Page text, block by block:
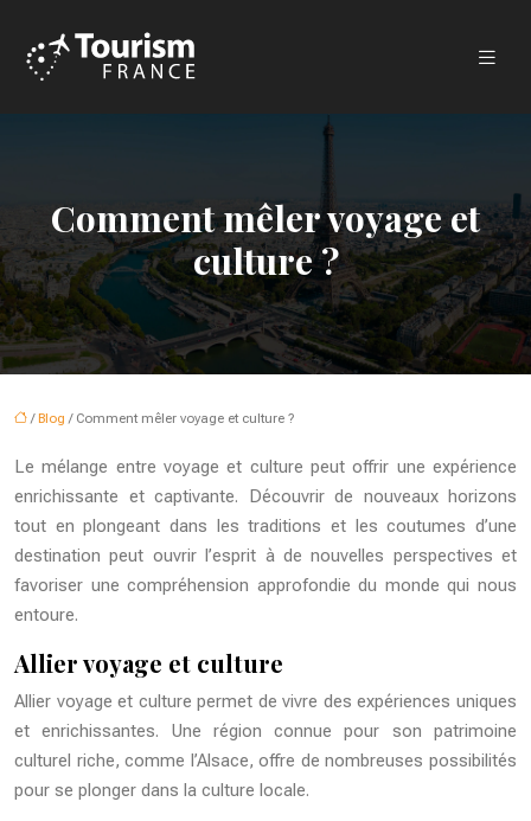
Comment mêler voyage et
culture ?
/Blog / Comment mêler voyage et culture ?
Le mélange entre voyage et culture peut offrir une expérience
enrichissante et captivante. Découvrir de nouveaux horizons
tout en plongeant dans les traditions et les coutumes d’une
destination peut ouvrir l’esprit à de nouvelles perspectives et
favoriser une compréhension approfondie du monde qui nous
entoure.
Allier voyage et culture
Allier voyage et culture permet de vivre des expériences uniques
et enrichissantes. Une région connue pour son patrimoine
culturel riche, comme l’Alsace, offre de nombreuses possibilités
pour se plonger dans la culture locale.